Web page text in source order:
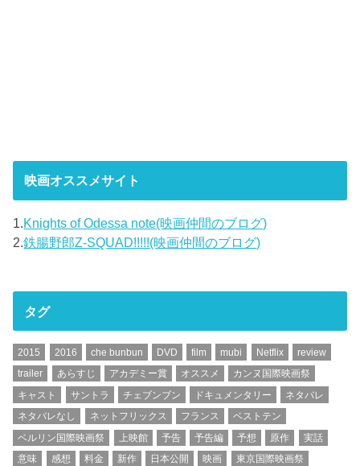
映画オススメサイト
1.Knights of Odessa note(映画仲間のブログ)
2.鉄腸野郎Z-SQUAD!!!!!(映画仲間のブログ)
タグ
2015 2016 che bunbun DVD film mubi Netflix
review
trailer
あらすじ アカデミー賞 オススメ
カンヌ国際映画祭
キャスト
サントラ チェブンブン ドキュメンタリー
ネタバレ
ネタバレなし
ネットフリックス フランス
ベストテン
ベルリン国際映画祭
上映館 予告 予告編 予想 原作
実話
意味
感想 料金 新作 日本公開 映画
東京国際映画祭